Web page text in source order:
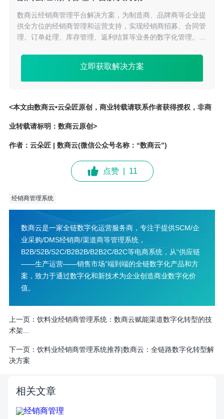
数商云经销商管理平台解决方案，为制造商、品牌商等企业提
供全方位的经销商管理和运营支持，实现经销商招募、合同管
理、订单处理、库存管理、返利结算等业务的数字化管理。通
本，助力企业快速发展。
立即获取解决方案
<本文由数商云•云朵匠原创，商业转载请联系作者获得授权，非商
业转载请标明：数商云原创>
作者：云朵匠 | 数商云(微信公众号名称：“数商云”)
点赞 11
经销商管理系统
数商云是一家全链数字化运营服务商，专注于提供SCM/企
业采购/DMS经销商/渠道商等管理系统，
B2B/S2B/S2C/B2B2B/B2B2C/B2C等电商系统，从“供应链
——生产运营——销售市场”端到端的全链数字化产品和方
案，致力于通过数字化和新技术为企业创造商业数字化价
值。
上一页： 饮料业经销商管理系统：数商云赋能渠道数字化转型的技
术架...
下一页： 饮料业经销商管理系统推荐|数商云：全链路数字化转型解
决方案
相关文章